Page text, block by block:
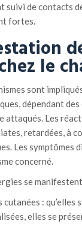
suivi de contacts
fortes.
le
sont
dépendant
attaqués. Les
retardées, à
Les symptômes
concerné.
se
: qu’elles
elles se